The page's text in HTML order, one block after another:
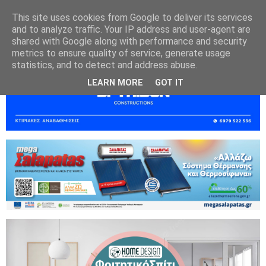
This site uses cookies from Google to deliver its services
and to analyze traffic. Your IP address and user-agent are
shared with Google along with performance and security
metrics to ensure quality of service, generate usage
statistics, and to detect and address abuse.
LEARN MORE GOT IT